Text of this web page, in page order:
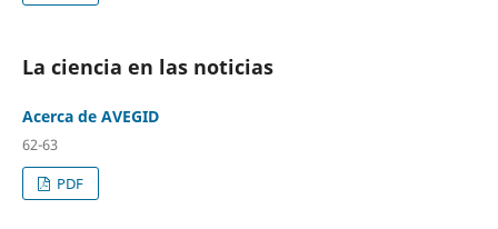
La ciencia en las noticias
Acerca de AVEGID
62-63
PDF